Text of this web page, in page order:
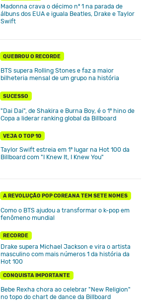
Madonna crava o décimo nº 1 na parada de
álbuns dos EUA e iguala Beatles, Drake e Taylor
Swift
QUEBROU O RECORDE
BTS supera Rolling Stones e faz a maior
bilheteria mensal de um grupo na história
SUCESSO
"Dai Dai", de Shakira e Burna Boy, é o 1º hino de
Copa a liderar ranking global da Billboard
VEJA O TOP 10
Taylor Swift estreia em 1º lugar na Hot 100 da
Billboard com "I Knew It, I Knew You"
A REVOLUÇÃO POP COREANA TEM SETE NOMES
Como o BTS ajudou a transformar o k-pop em
fenômeno mundial
RECORDE
Drake supera Michael Jackson e vira o artista
masculino com mais números 1 da história da
Hot 100
CONQUISTA IMPORTANTE
Bebe Rexha chora ao celebrar "New Religion"
no topo do chart de dance da Billboard